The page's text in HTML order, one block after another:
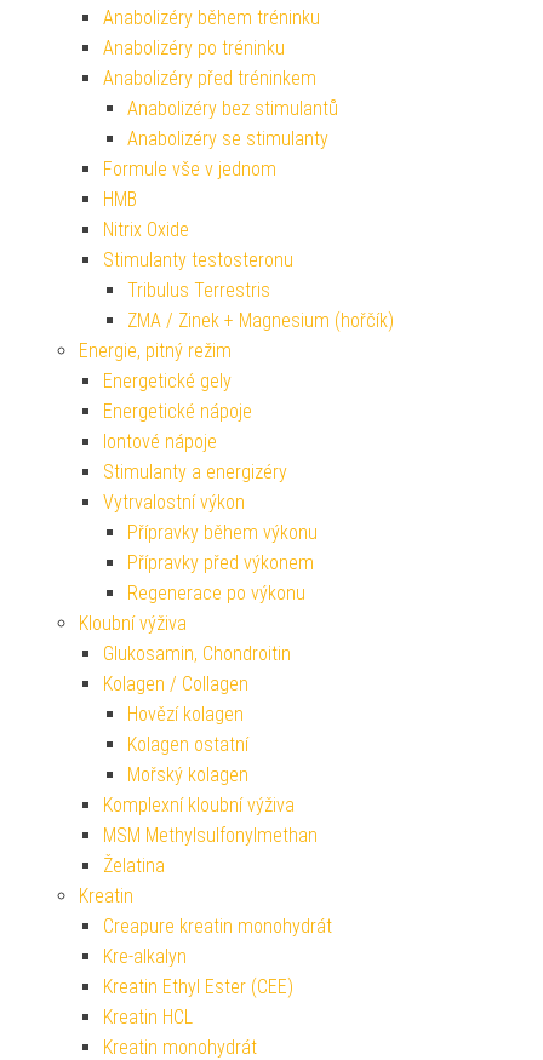
Anabolizéry během tréninku
Anabolizéry po tréninku
Anabolizéry před tréninkem
Anabolizéry bez stimulantů
Anabolizéry se stimulanty
Formule vše v jednom
HMB
Nitrix Oxide
Stimulanty testosteronu
Tribulus Terrestris
ZMA / Zinek + Magnesium (hořčík)
Energie, pitný režim
Energetické gely
Energetické nápoje
Iontové nápoje
Stimulanty a energizéry
Vytrvalostní výkon
Přípravky během výkonu
Přípravky před výkonem
Regenerace po výkonu
Kloubní výživa
Glukosamin, Chondroitin
Kolagen / Collagen
Hovězí kolagen
Kolagen ostatní
Mořský kolagen
Komplexní kloubní výživa
MSM Methylsulfonylmethan
Želatina
Kreatin
Creapure kreatin monohydrát
Kre-alkalyn
Kreatin Ethyl Ester (CEE)
Kreatin HCL
Kreatin monohydrát